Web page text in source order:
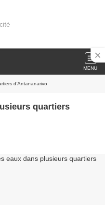
MENU
d’Antananarivo
quartiers